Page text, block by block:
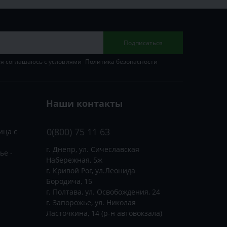
Подписаться
соглашаюсь с условиями Политика безопасности
с
-
Наши контакты
0(800) 75 11 63
г. Днепр, ул. Сичеславская
Набережная, 5ж
г. Кривой Рог, ул.Леонида
Бородича, 15
г. Полтава, ул. Освобождения, 24
г. Запорожье, ул. Николая
Ласточкина, 14 (р-н автовокзала)